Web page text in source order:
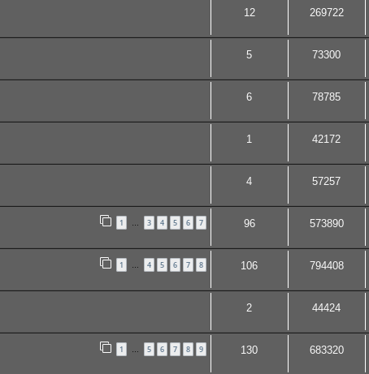
12 269722
5 73300
6 78785
1 42172
4 57257
1 3 4 5 6 7 96 573890
1 4 5 6 7 8 106 794408
2 44424
1 5 6 7 8 9 130 683320